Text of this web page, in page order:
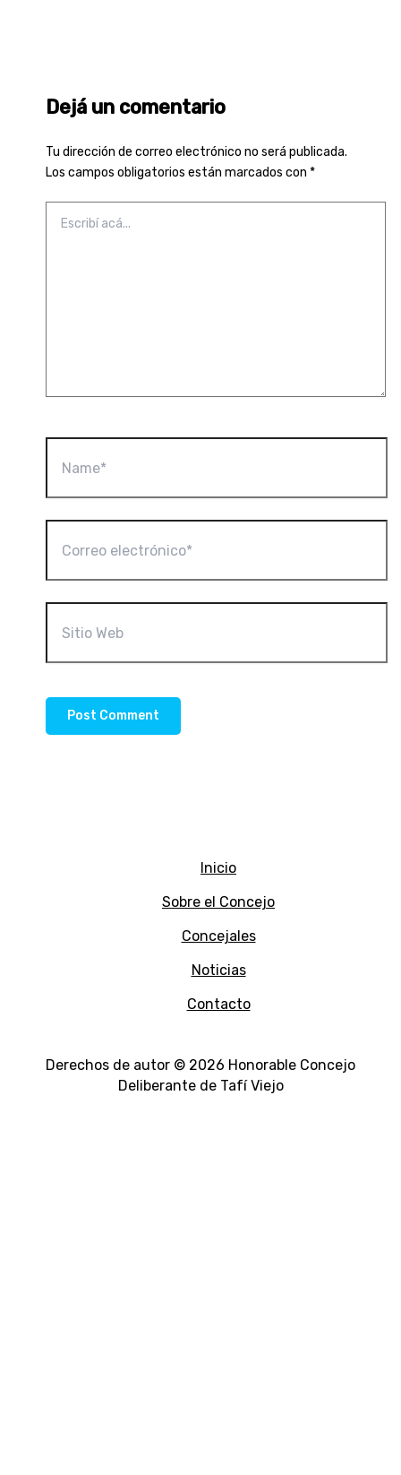
Dejá un comentario
Tu dirección de correo electrónico no será publicada.
Los campos obligatorios están marcados con *
acá...
electrónico*
Web
Inicio
Sobre el Concejo
Concejales
Noticias
Contacto
Derechos de autor © 2026 Honorable Concejo
Deliberante de Tafí Viejo